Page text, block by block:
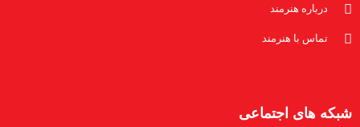
درباره هنرمند
تماس با هنرمند
شبکه های اجتماعی